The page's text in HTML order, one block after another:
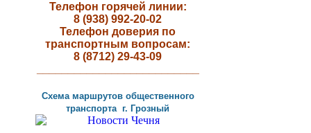
Телефон горячей линии:
8 (938) 992-20-02
Телефон доверия по
транспортным вопросам:
8 (8712) 29-43-09
Схема маршрутов общественного
транспорта г. Грозный